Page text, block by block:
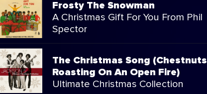
Frosty The Snowman
A Christmas Gift For You From Phil
Spector
The Christmas Song (Chestnuts
Roasting On An Open Fire)
Ultimate Christmas Collection